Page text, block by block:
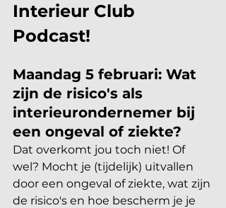
Interieur Club
Podcast!
Maandag 5 februari: Wat
zijn de risico's als
interieurondernemer bij
een ongeval of ziekte?
Dat overkomt jou toch niet! Of
wel? Mocht je (tijdelijk) uitvallen
door een ongeval of ziekte, wat zijn
de risico's en hoe bescherm je je